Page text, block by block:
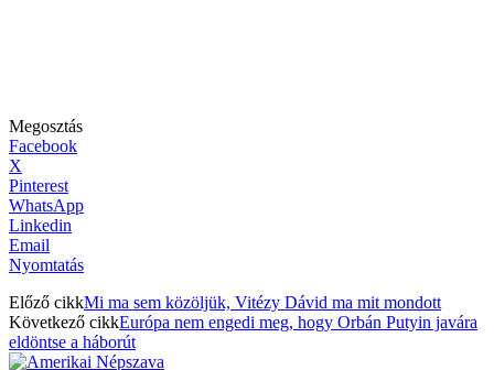
Megosztás
Facebook
X
Pinterest
WhatsApp
Linkedin
Email
Nyomtatás
Előző cikkMi ma sem közöljük, Vitézy Dávid ma mit mondott
Következő cikkEurópa nem engedi meg, hogy Orbán Putyin javára
eldöntse a háborút